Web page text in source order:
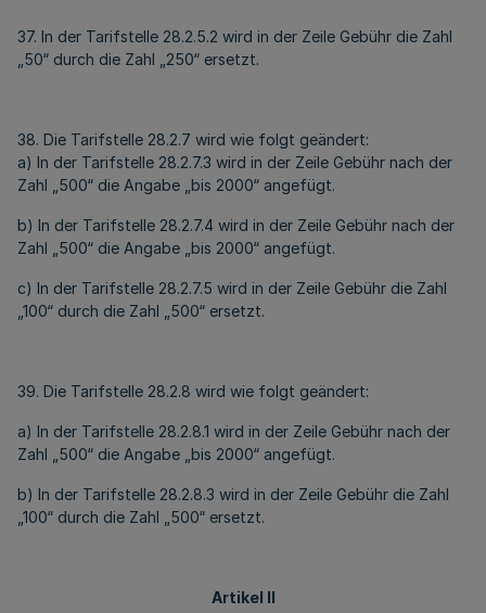
37. In der Tarifstelle 28.2.5.2 wird in der Zeile Gebühr die Zahl
„50“ durch die Zahl „250“ ersetzt.
38. Die Tarifstelle 28.2.7 wird wie folgt geändert:
a) In der Tarifstelle 28.2.7.3 wird in der Zeile Gebühr nach der
Zahl „500“ die Angabe „bis 2000“ angefügt.
b) In der Tarifstelle 28.2.7.4 wird in der Zeile Gebühr nach der
Zahl „500“ die Angabe „bis 2000“ angefügt.
c) In der Tarifstelle 28.2.7.5 wird in der Zeile Gebühr die Zahl
„100“ durch die Zahl „500“ ersetzt.
39. Die Tarifstelle 28.2.8 wird wie folgt geändert:
a) In der Tarifstelle 28.2.8.1 wird in der Zeile Gebühr nach der
Zahl „500“ die Angabe „bis 2000“ angefügt.
b) In der Tarifstelle 28.2.8.3 wird in der Zeile Gebühr die Zahl
„100“ durch die Zahl „500“ ersetzt.
Artikel II